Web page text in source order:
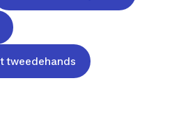
tweedehands